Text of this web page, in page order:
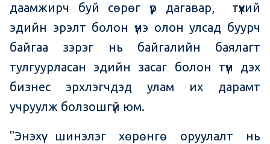
даамжирч буй сөрөг үр дагавар, түүхий
эдийн эрэлт болон үнэ олон улсад буурч
байгаа зэрэг нь байгалийн баялагт
тулгуурласан эдийн засаг болон түүн дэх
бизнес эрхлэгчдэд улам их дарамт
учруулж болзошгүй юм.
"Энэхүү шинэлэг хөрөнгө оруулалт нь